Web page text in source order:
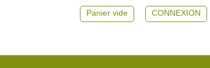
CONNEXION
Panier vide